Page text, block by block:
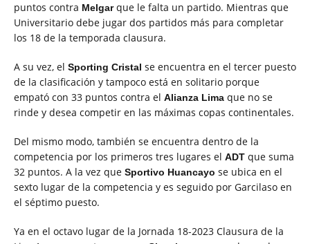
puntos contra Melgarque le falta un partido. Mientras que
Universitario debe jugar dos partidos más para completar
los 18 de la temporada clausura.
A su vez, el Sporting Cristal se encuentra en el tercer puesto
de la clasificación y tampoco está en solitario porque
empató con 33 puntos contra el Alianza Lima que no se
rinde y desea competir en las máximas copas continentales.
Del mismo modo, también se encuentra dentro de la
competencia por los primeros tres lugares el ADT que suma
32 puntos. A la vez que Sportivo Huancayo se ubica en el
sexto lugar de la competencia y es seguido por Garcilaso en
el séptimo puesto.
Ya en el octavo lugar de la Jornada 18-2023 Clausura de la